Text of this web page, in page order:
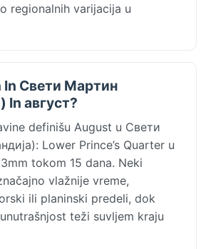
regionalnih varijacija u
In Свети Мартин
In август?
definišu August u Свети
Lower Prince’s Quarter u
tokom 15 dana. Neki
vlažnije vreme,
ili planinski predeli, dok
teži suvljem kraju